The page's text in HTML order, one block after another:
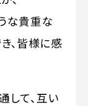
な貴重な
、皆様に感
して、互い